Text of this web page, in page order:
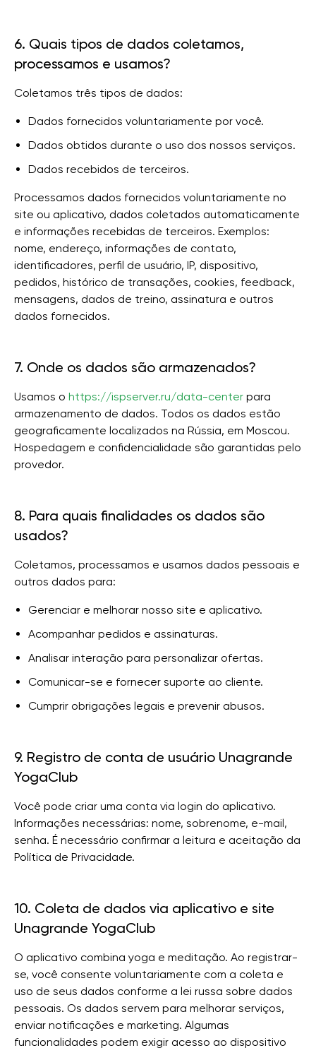
6. Quais tipos de dados coletamos,
processamos e usamos?
Coletamos três tipos de dados:
Dados fornecidos voluntariamente por você.
Dados obtidos durante o uso dos nossos serviços.
Dados recebidos de terceiros.
Processamos dados fornecidos voluntariamente no
site ou aplicativo, dados coletados automaticamente
e informações recebidas de terceiros. Exemplos:
nome, endereço, informações de contato,
identificadores, perfil de usuário, IP, dispositivo,
pedidos, histórico de transações, cookies, feedback,
mensagens, dados de treino, assinatura e outros
dados fornecidos.
7. Onde os dados são armazenados?
Usamos o https://ispserver.ru/data-center para
armazenamento de dados. Todos os dados estão
geograficamente localizados na Rússia, em Moscou.
Hospedagem e confidencialidade são garantidas pelo
provedor.
8. Para quais finalidades os dados são
usados?
Coletamos, processamos e usamos dados pessoais e
outros dados para:
Gerenciar e melhorar nosso site e aplicativo.
Acompanhar pedidos e assinaturas.
Analisar interação para personalizar ofertas.
Comunicar-se e fornecer suporte ao cliente.
Cumprir obrigações legais e prevenir abusos.
9. Registro de conta de usuário Unagrande
YogaClub
Você pode criar uma conta via login do aplicativo.
Informações necessárias: nome, sobrenome, e-mail,
senha. É necessário confirmar a leitura e aceitação da
Política de Privacidade.
10. Coleta de dados via aplicativo e site
Unagrande YogaClub
O aplicativo combina yoga e meditação. Ao registrar-
se, você consente voluntariamente com a coleta e
uso de seus dados conforme a lei russa sobre dados
pessoais. Os dados servem para melhorar serviços,
enviar notificações e marketing. Algumas
funcionalidades podem exigir acesso ao dispositivo